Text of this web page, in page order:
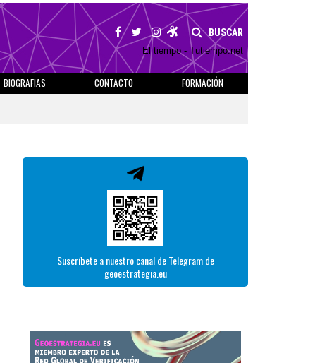
BUSCAR
El tiempo - Tutiempo.net
BIOGRAFIAS CONTACTO
FORMACIÓN
Suscríbete a nuestro canal de Telegram de
geoestrategia.eu